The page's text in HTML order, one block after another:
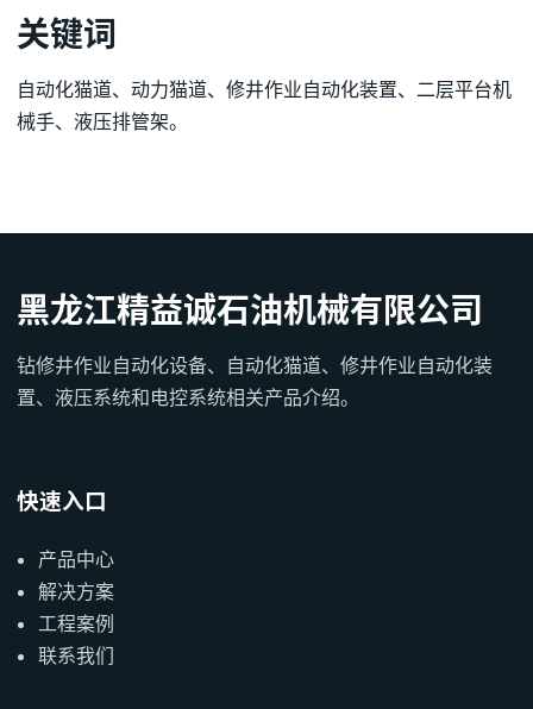
关键词
自动化猫道、动力猫道、修井作业自动化装置、二层平台机
械手、液压排管架。
黑龙江精益诚石油机械有限公司
钻修井作业自动化设备、自动化猫道、修井作业自动化装
置、液压系统和电控系统相关产品介绍。
快速入口
产品中心
解决方案
工程案例
联系我们